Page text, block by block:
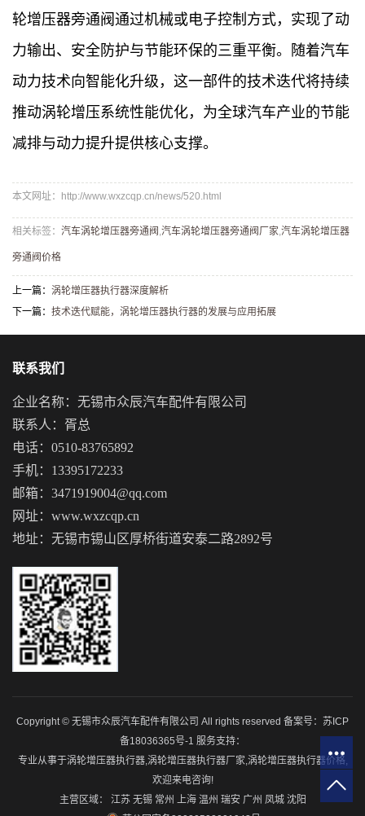
轮增压器旁通阀通过机械或电子控制方式，实现了动
力输出、安全防护与节能环保的三重平衡。随着汽车
动力技术向智能化升级，这一部件的技术迭代将持续
推动涡轮增压系统性能优化，为全球汽车产业的节能
减排与动力提升提供核心支撑。
本文网址：http://www.wxzcqp.cn/news/520.html
相关标签： 汽车涡轮增压器旁通阀 ,汽车涡轮增压器旁通阀厂家,汽车涡轮增压器
旁通阀价格
上一篇： 涡轮增压器执行器深度解析
下一篇： 技术迭代赋能，涡轮增压器执行器的发展与应用拓展
联系我们
企业名称：无锡市众辰汽车配件有限公司
联系人：胥总
电话：0510-83765892
手机：13395172233
邮箱：3471919004@qq.com
网址：www.wxzcqp.cn
地址：无锡市锡山区厚桥街道安泰二路2892号
Copyright © 无锡市众辰汽车配件有限公司 All rights reserved 备案号： 苏ICP
备18036365号-1 服务支持：
专业从事于涡轮增压器执行器,涡轮增压器执行器厂家,涡轮增压器执行器价格,
欢迎来电咨询!
主营区域： 江苏 无锡 常州 上海 温州 瑞安 广州 凤城 沈阳